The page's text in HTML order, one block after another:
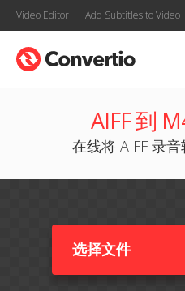
Video Editor Add Subtitles to Video
AIFF 到
在线将 AIFF 录
选择文件